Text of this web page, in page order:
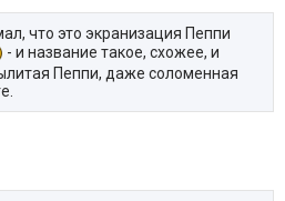
что это экранизация Пеппи
- и название такое, схожее, и
Пеппи, даже соломенная